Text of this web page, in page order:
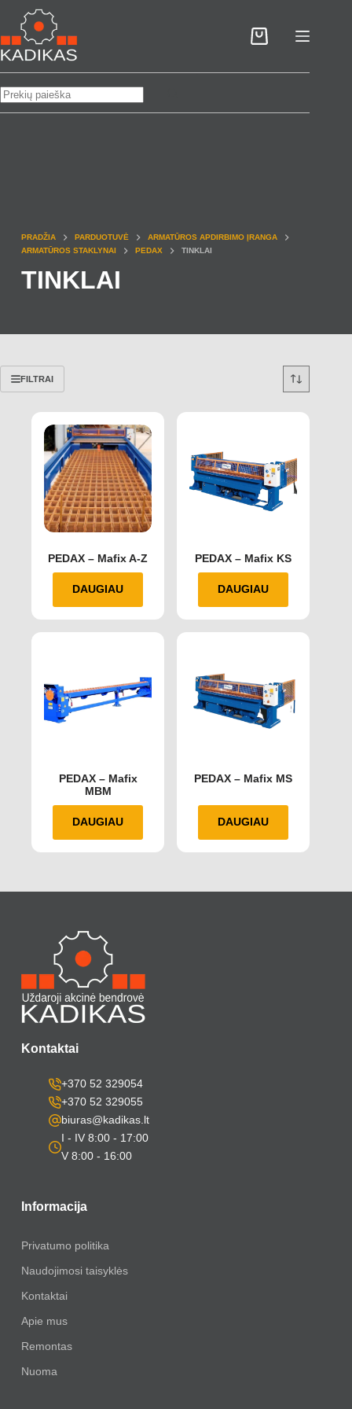
content
Pirkinių
results
PRADŽIA PARDUOTUVĖ
ARMATŪROS APDIRBIMO ĮRANGA
ARMATŪROS STAKLYNAI
PEDAX TINKLAI
TINKLAI
FILTRAI
PEDAX – Mafix A-Z
DAUGIAU
PEDAX – Mafix KS
DAUGIAU
PEDAX – Mafix
MBM
DAUGIAU
PEDAX – Mafix MS
DAUGIAU
Informacija
Privatumo politika
Naudojimosi taisyklės
Kontaktai
Apie mus
Remontas
Nuoma
Kontaktai
+370 52 329054
+370 52 329055
biuras@kadikas.lt
I - IV 8:00 - 17:00
V 8:00 - 16:00